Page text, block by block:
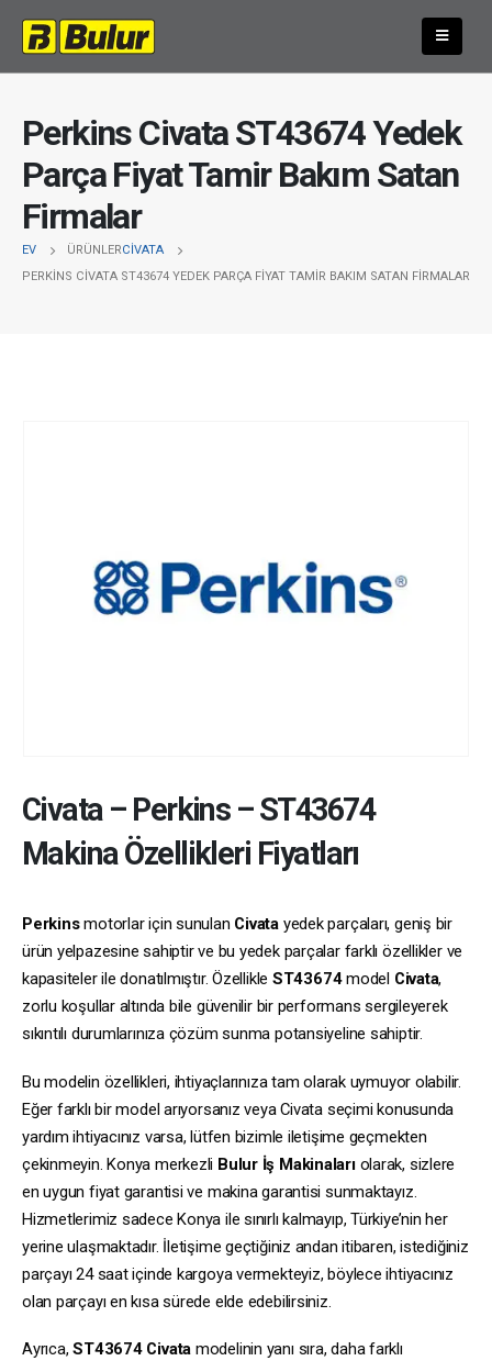
Perkins Civata ST43674 Yedek
Parça Fiyat Tamir Bakım Satan
Firmalar
EV ÜRÜNLERCIVATA
PERKINS CIVATA ST43674 YEDEK PARÇA FIYAT TAMIR BAKIM SATAN FIRMALAR
Civata– Perkins–ST43674
Makina Özellikleri Fiyatları
Perkinsmotorlar için sunulan Civata yedek parçaları, geniş bir
ürün yelpazesine sahiptir ve bu yedek parçalar farklı özellikler ve
kapasiteler ile donatılmıştır. Özellikle ST43674model Civata,
zorlu koşullar altında bile güvenilir bir performans sergileyerek
sıkıntılı durumlarınıza çözüm sunma potansiyeline sahiptir.
Bu modelin özellikleri, ihtiyaçlarınıza tam olarak uymuyor olabilir.
Eğer farklı bir model arıyorsanız veya Civata seçimi konusunda
yardım ihtiyacınız varsa, lütfen bizimle iletişime geçmekten
çekinmeyin. Konya merkezli Bulur İş Makinalarıolarak, sizlere
en uygun fiyat garantisi ve makina garantisi sunmaktayız.
Hizmetlerimiz sadece Konya ile sınırlı kalmayıp, Türkiye’nin her
yerine ulaşmaktadır. İletişime geçtiğiniz andan itibaren, istediğiniz
parçayı 24 saat içinde kargoya vermekteyiz, böylece ihtiyacınız
olan parçayı en kısa sürede elde edebilirsiniz.
Ayrıca,ST43674 Civata modelinin yanı sıra, daha farklı